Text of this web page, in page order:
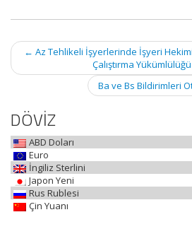
Post
navigation
← Az Tehlikeli İşyerlerinde İşyeri
Çalıştırma
Ba ve Bs Bildirimleri
DÖVİZ
ABD Doları
Euro
İngiliz Sterlini
Japon Yeni
Rus Rublesi
Çin Yuanı